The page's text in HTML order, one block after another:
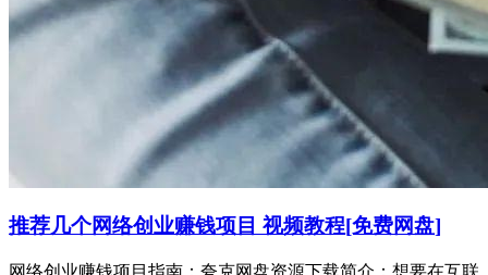
推荐几个网络创业赚钱项目 视频教程[免费网盘]
网络创业赚钱项目指南：夸克网盘资源下载简介：想要在互联